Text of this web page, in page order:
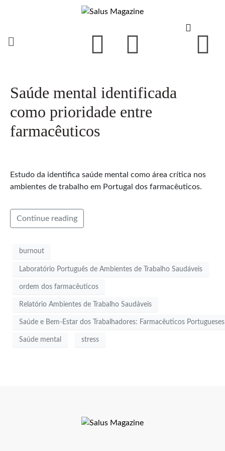
Saúde mental identificada
como prioridade entre
farmacêuticos
Estudo da identifica saúde mental como área crítica nos
ambientes de trabalho em Portugal dos farmacêuticos.
Continue reading
burnout
Laboratório Português de Ambientes de Trabalho Saudáveis
ordem dos farmacêuticos
Relatório Ambientes de Trabalho Saudáveis
Saúde e Bem-Estar dos Trabalhadores: Farmacêuticos Portugueses
Saúde mental stress